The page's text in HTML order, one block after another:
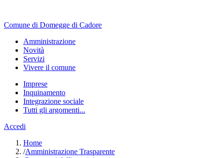
Comune di Domegge di Cadore
Amministrazione
Novità
Servizi
Vivere il comune
Imprese
Inquinamento
Integrazione sociale
Tutti gli argomenti...
Accedi
Home
/Amministrazione Trasparente